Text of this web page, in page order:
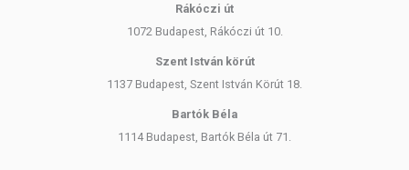
Rákóczi út
1072 Budapest, Rákóczi út 10.
Szent István körút
1137 Budapest, Szent István Körút 18.
Bartók Béla
1114 Budapest, Bartók Béla út 71.